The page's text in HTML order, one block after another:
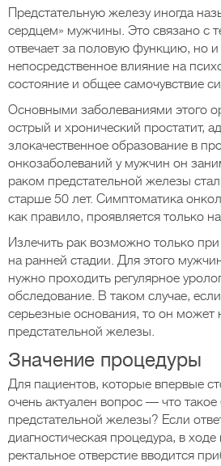
Предстательную железу иногда
сердцем» мужчины. Это связано с
отвечает за половую функцию, но и
непосредственное влияние на
состояние и общее самочувствие
Основными заболеваниями этого
острый и хронический простатит,
злокачественное образование в
онкозаболеваний у мужчин он
раком предстательной железы
старше 50 лет. Симптоматика
как правило, проявляется только
Излечить рак возможно только
на ранней стадии. Для этого
нужно проходить регулярное
обследование. В таком случае, если
серьезные основания, то он может
предстательной железы.
Значение процедуры
Для пациентов, которые впервые
очень актуален вопрос — что
предстательной железы? Если
диагностическая процедура, в ходе
ректальное отверстие вводится